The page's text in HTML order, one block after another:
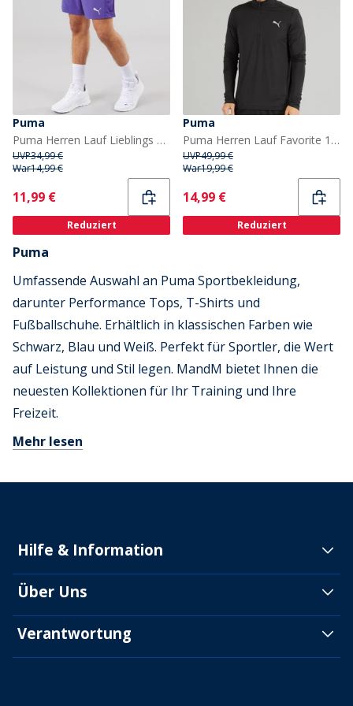
Puma
Puma Herren Lauf Lieblings Geschwindigkeit 7 Zoll Laufshorts Lapis Lazuli
UVP34,99 €
War14,99 €
Current
11,99 €
Reduziert
Puma
Puma Herren Lauf Favorite 1/4 Zip Lauf Oberteil Puma Schwarz
UVP49,99 €
War19,99 €
Current
14,99 €
Reduziert
Puma
Umfassende Auswahl an Puma Sportbekleidung,
darunter Performance Tops, T-Shirts und
Fußballschuhe. Erhältlich in klassischen Farben wie
Schwarz, Blau und Weiß. Perfekt für Sportler, die Wert
auf Leistung und Stil legen. MandM bietet Ihnen die
neuesten Kollektionen für Ihr Training und Ihre
Freizeit.
Mehr lesen
Hilfe & Information
Über Uns
Verantwortung